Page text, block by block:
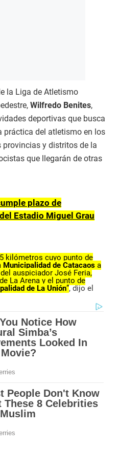
la Liga de Atletismo
Wilfredo Benites,
deportivas que busca
práctica del atletismo en los
provincias y distritos de la
que llegarán de otras
plazo de
Estadio Miguel Grau
kilómetros cuyo punto de
Municipalidad de Catacaos a
auspiciador José Feria,
La Arena y el punto de
de La Unión”, dijo el